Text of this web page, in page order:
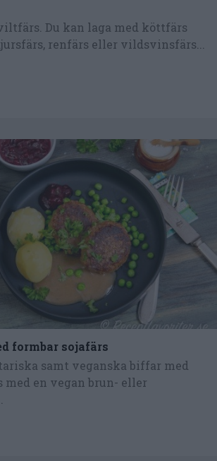
Du kan laga med köttfärs
renfärs eller vildsvinsfärs...
formbar sojafärs
samt veganska biffar med
med en vegan brun- eller